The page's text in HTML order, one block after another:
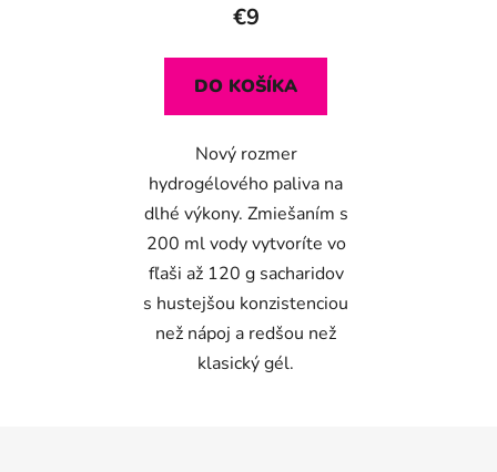
€9
DO KOŠÍKA
Nový rozmer
hydrogélového paliva na
dlhé výkony. Zmiešaním s
200 ml vody vytvoríte vo
fľaši až 120 g sacharidov
s hustejšou konzistenciou
než nápoj a redšou než
klasický gél.